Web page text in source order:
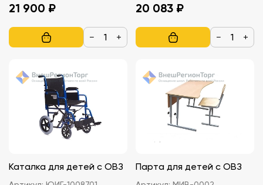
21 900 ₽
− +
20 083 ₽
− +
Каталка для детей с ОВЗ Парта для детей с ОВЗ